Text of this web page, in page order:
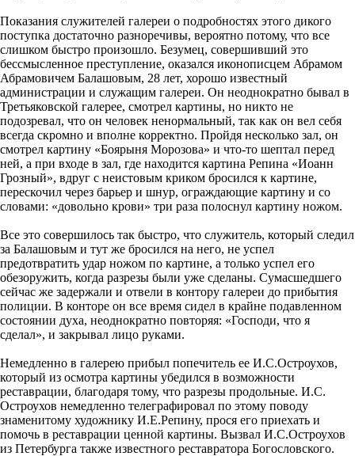
Показания служителей галереи о подробностях этого дикого
поступка достаточно разноречивы, вероятно потому, что все
слишком быстро произошло. Безумец, совершивший это
бессмысленное преступление, оказался иконописцем Абрамом
Абрамовичем Балашовым, 28 лет, хорошо известный
администрации и служащим галереи. Он неоднократно бывал в
Третьяковской галерее, смотрел картины, но никто не
подозревал, что он человек ненормальный, так как он вел себя
всегда скромно и вполне корректно. Пройдя несколько зал, он
смотрел картину «Боярыня Морозова» и что-то шептал перед
ней, а при входе в зал, где находится картина Репина «Иоанн
Грозный», вдруг с неистовым криком бросился к картине,
перескочил через барьер и шнур, ограждающие картину и со
словами: «довольно крови» три раза полоснул картину ножом.
Все это совершилось так быстро, что служитель, который следил
за Балашовым и тут же бросился на него, не успел
предотвратить удар ножом по картине, а только успел его
обезоружить, когда разрезы были уже сделаны. Сумасшедшего
сейчас же задержали и отвели в контору галереи до прибытия
полиции. В конторе он все время сидел в крайне подавленном
состоянии духа, неоднократно повторяя: «Господи, что я
сделал», и закрывал лицо руками.
Немедленно в галерею прибыл попечитель ее И.С.Остроухов,
который из осмотра картины убедился в возможности
реставрации, благодаря тому, что разрезы продольные. И.С.
Остроухов немедленно телеграфировал по этому поводу
знаменитому художнику И.Е.Репину, прося его приехать и
помочь в реставрации ценной картины. Вызвал И.С.Остроухов
из Петербурга также известного реставратора Богословского.